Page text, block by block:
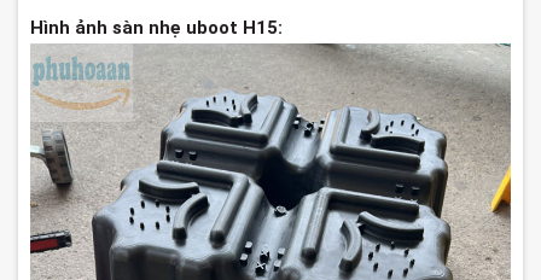
Hình ảnh sàn nhẹ uboot H15: